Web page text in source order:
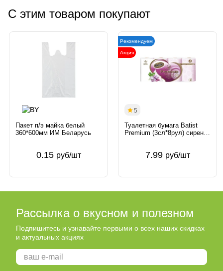
С этим товаром покупают
Пакет п/э майка белый
360*600мм ИМ Беларусь
0.15 руб/шт
Рекомендуем
Акция
5
Туалетная бумага Batist
Premium (3сл*8рул) сирень
7.99 руб/шт
Рассылка о вкусном и полезном
Подпишитесь и узнавайте первыми о всех наших скидках
и актуальных акциях